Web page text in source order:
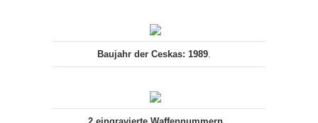
Baujahr der Ceskas: 1989.